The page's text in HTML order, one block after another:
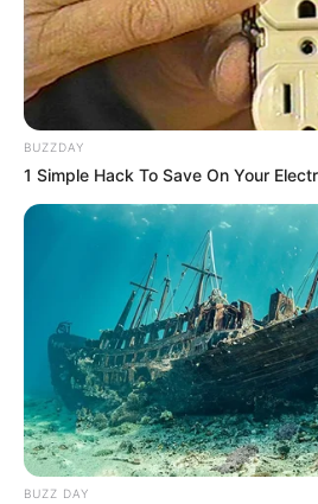
BUZZDAY
1 Simple Hack To Save On Your
BUZZ DAY